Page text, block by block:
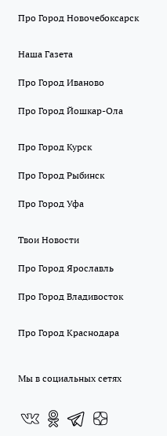
Про Город Новочебоксарск
Наша Газета
Про Город Иваново
Про Город Йошкар-Ола
Про Город Курск
Про Город Рыбинск
Про Город Уфа
Твои Новости
Про Город Ярославль
Про Город Владивосток
Про Город Краснодара
Мы в социальных сетях